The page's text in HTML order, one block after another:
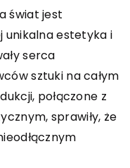
świat jest
unikalna estetyka i
serca
sztuki na całym
połączone z
sprawiły, że